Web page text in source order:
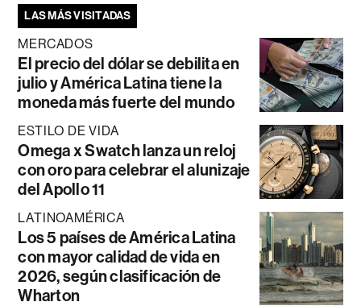
LAS MÁS VISITADAS
MERCADOS
El precio del dólar se debilita en
julio y América Latina tiene la
moneda más fuerte del mundo
ESTILO DE VIDA
Omega x Swatch lanza un reloj
con oro para celebrar el alunizaje
del Apollo 11
LATINOAMÉRICA
Los 5 países de América Latina
con mayor calidad de vida en
2026, según clasificación de
Wharton